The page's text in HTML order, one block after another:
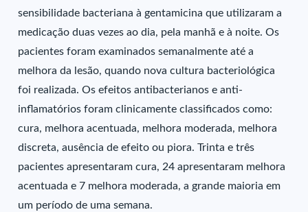
sensibilidade bacteriana à gentamicina que utilizaram a
medicação duas vezes ao dia, pela manhã e à noite. Os
pacientes foram examinados semanalmente até a
melhora da lesão, quando nova cultura bacteriológica
foi realizada. Os efeitos antibacterianos e anti-
inflamatórios foram clinicamente classificados como:
cura, melhora acentuada, melhora moderada, melhora
discreta, ausência de efeito ou piora. Trinta e três
pacientes apresentaram cura, 24 apresentaram melhora
acentuada e 7 melhora moderada, a grande maioria em
um período de uma semana.